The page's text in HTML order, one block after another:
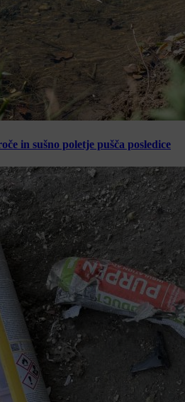
in sušno poletje pušča posledice